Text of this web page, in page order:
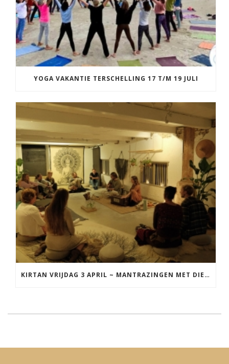
YOGA VAKANTIE TERSCHELLING 17 T/M 19 JULI
KIRTAN VRIJDAG 3 APRIL ~ MANTRAZINGEN MET DIEDERICK IN LEEUWARDEN